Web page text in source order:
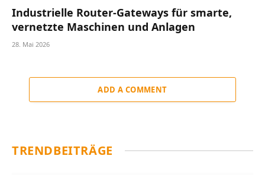
Industrielle Router-Gateways für smarte,
vernetzte Maschinen und Anlagen
28. Mai 2026
ADD A COMMENT
TRENDBEITRÄGE